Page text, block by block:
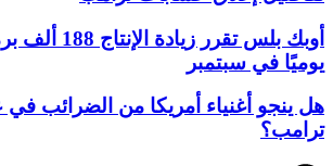
أوبك بلس تقرر زيادة
يوميًا في سبتمبر
هل ينجو أغنياء أمريكا من الضرائب في
ترامب؟